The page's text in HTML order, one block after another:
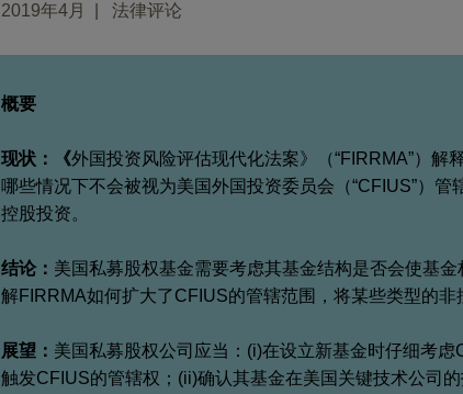
2019年4月 法律评论
概要
现状：《外国投资风险评估现代化法案》（“FIRRMA”）
哪些情况下不会被视为美国外国投资委员会（“CFIUS”）
控股投资。
结论： 美国私募股权基金需要考虑其基金结构是否会使基
解FIRRMA如何扩大了CFIUS的管辖范围，将某些类型的非
展望： 美国私募股权公司应当：(i)在设立新基金时仔细考
触发CFIUS的管辖权；(ii)确认其基金在美国关键技术公司